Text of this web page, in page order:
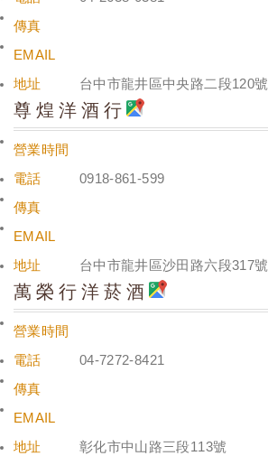
傳真
EMAIL
地址
台中市龍井區中央路二段120號
尊煌洋酒行
營業時間
電話
0918-861-599
傳真
EMAIL
地址
台中市龍井區沙田路六段317號
萬榮行洋菸酒
營業時間
電話
04-7272-8421
傳真
EMAIL
地址
彰化市中山路三段113號